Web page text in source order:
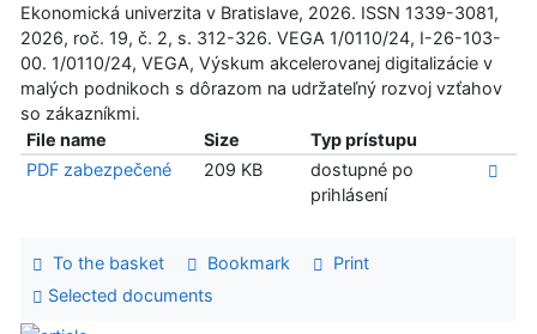
Ekonomická univerzita v Bratislave, 2026. ISSN 1339-3081,
2026, roč. 19, č. 2, s. 312-326. VEGA 1/0110/24, I-26-103-
00. 1/0110/24, VEGA, Výskum akcelerovanej digitalizácie v
malých podnikoch s dôrazom na udržateľný rozvoj vzťahov
so zákazníkmi.
File name
Size
Typ prístupu
PDF zabezpečené
209 KB
dostupné po
prihlásení
To the basket Bookmark
Print
Selected documents